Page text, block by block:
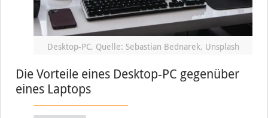
Desktop-PC, Quelle: Sebastian Bednarek, Unsplash
Die Vorteile eines Desktop-PC gegenüber
eines Laptops